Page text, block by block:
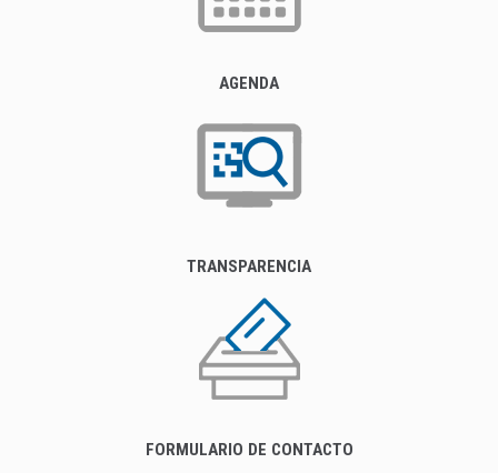
AGENDA
TRANSPARENCIA
FORMULARIO DE CONTACTO